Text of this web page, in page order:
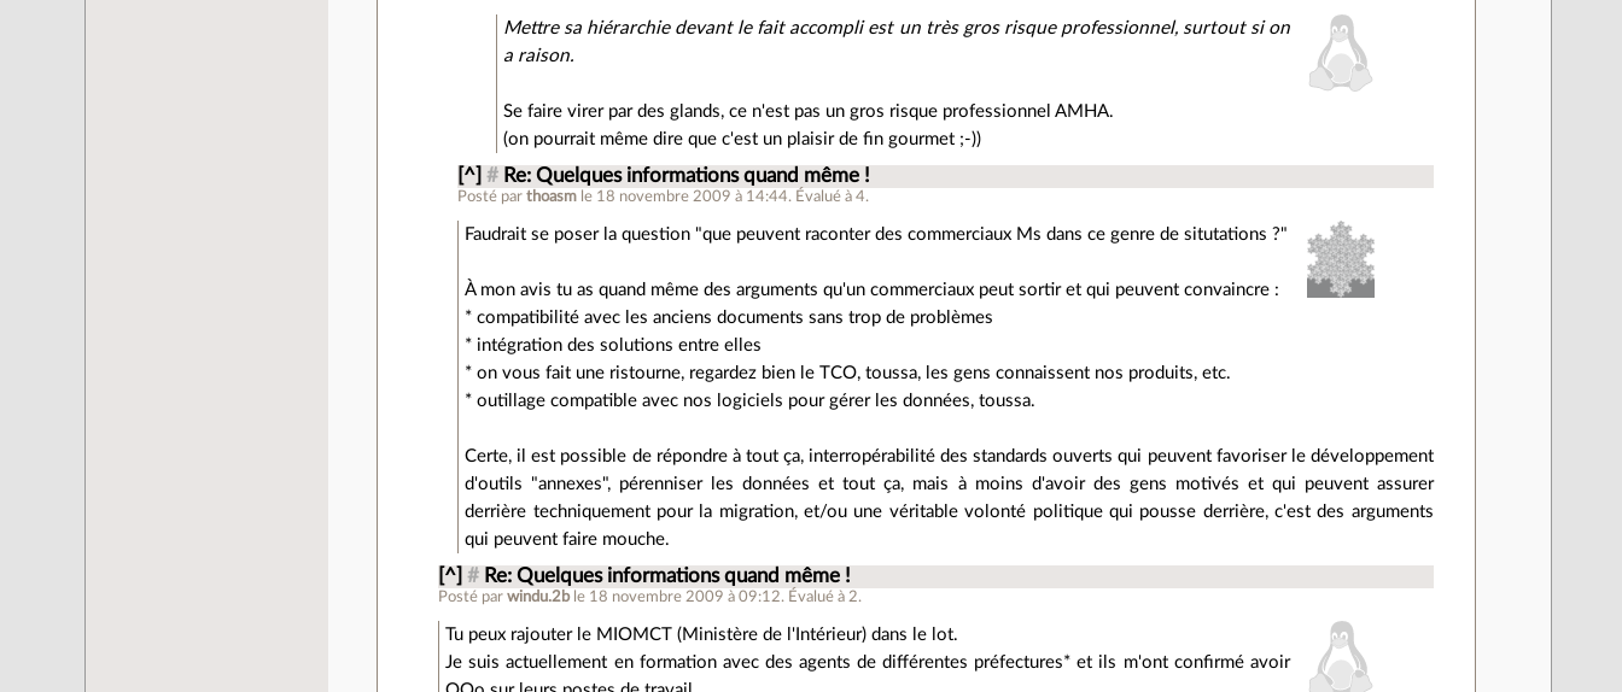
Mettre sa hiérarchie devant le fait accompli est un très gros risque professionnel, surtout si on
a raison.
Se faire virer par des glands, ce n'est pas un gros risque professionnel AMHA.
(on pourrait même dire que c'est un plaisir de fin gourmet ;-))
[^] # Re: Quelques informations quand même !
Posté parthoasm le 18 novembre 2009 à 14:44. Évalué à4.
Faudrait se poser la question "que peuvent raconter des commerciaux Ms dans ce genre de situtations ?"
À mon avis tu as quand même des arguments qu'un commerciaux peut sortir et qui peuvent convaincre :
* compatibilité avec les anciens documents sans trop de problèmes
* intégration des solutions entre elles
* on vous fait une ristourne, regardez bien le TCO, toussa, les gens connaissent nos produits, etc.
* outillage compatible avec nos logiciels pour gérer les données, toussa.
Certe, il est possible de répondre à tout ça, interropérabilité des standards ouverts qui peuvent favoriser le développement
d'outils "annexes", pérenniser les données et tout ça, mais à moins d'avoir des gens motivés et qui peuvent assurer
derrière techniquement pour la migration, et/ou une véritable volonté politique qui pousse derrière, c'est des arguments
qui peuvent faire mouche.
[^] # Re: Quelques informations quand même !
Posté parwindu.2b le 18 novembre 2009 à 09:12. Évalué à 2.
Tu peux rajouter le MIOMCT (Ministère de l'Intérieur) dans le lot.
Je suis actuellement en formation avec des agents de différentes préfectures* et ils m'ont confirmé avoir